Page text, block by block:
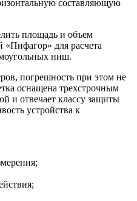
составляющую
площадь и объем
для расчета
ниш.
погрешность при этом не
оснащена трехстрочным
и отвечает классу защиты
устройства к